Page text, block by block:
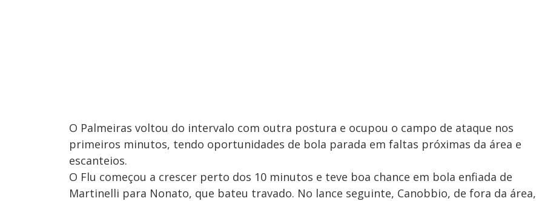
O Palmeiras voltou do intervalo com outra postura e ocupou o campo de ataque nos
primeiros minutos, tendo oportunidades de bola parada em faltas próximas da área e
escanteios.
O Flu começou a crescer perto dos 10 minutos e teve boa chance em bola enfiada de
Martinelli para Nonato, que bateu travado. No lance seguinte, Canobbio, de fora da área,